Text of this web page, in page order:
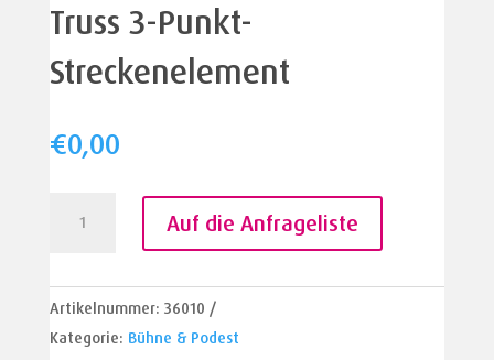
Truss 3-Punkt-
Streckenelement
€0,00
Streckenelement
Auf die Anfrageliste
Artikelnummer: 36010
Kategorie: Bühne & Podest